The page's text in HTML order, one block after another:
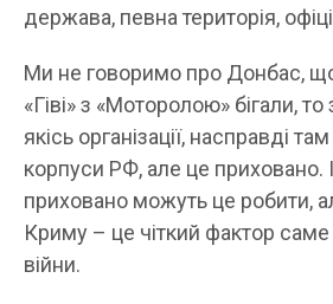
держава, певна територія,
Ми не говоримо про Донбас,
«Гіві» з «Моторолою» бігали, то
якісь організації, насправді
корпуси РФ, але це приховано.
приховано можуть це робити,
Криму – це чіткий фактор
війни.